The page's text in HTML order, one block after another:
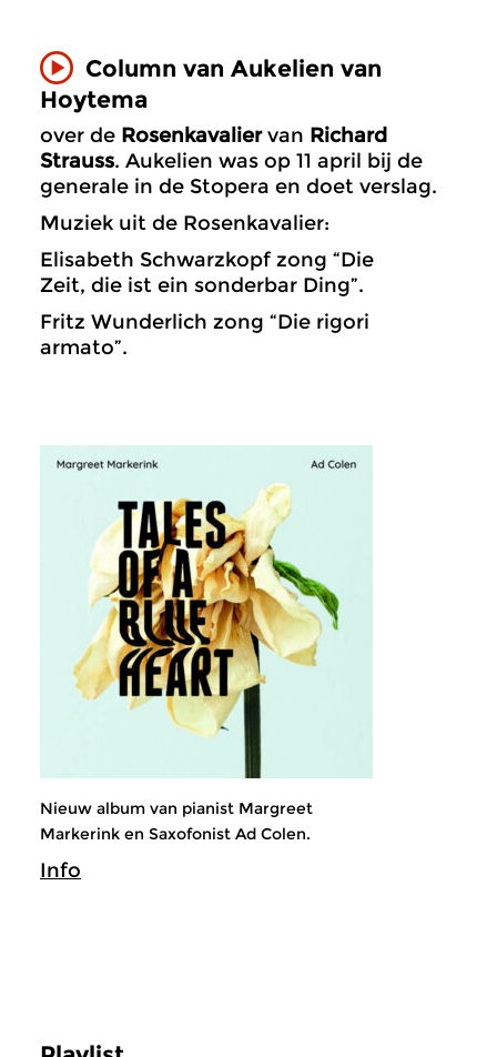
Column van Aukelien van
Hoytema
over de Rosenkavaliervan Richard
Strauss. Aukelien was op 11 april bij de
generale in de Stopera en doet verslag.
Muziek uit de Rosenkavalier:
Elisabeth Schwarzkopf zong “Die
Zeit, die ist ein sonderbar Ding”.
Fritz Wunderlich zong “Die rigori
armato”.
Nieuw album van pianist Margreet
Markerink en Saxofonist Ad Colen.
Info